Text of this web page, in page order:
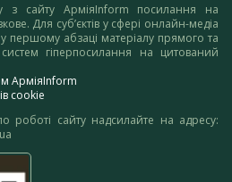
з сайту АрміяInform посилання на
Для суб’єктів у сфері онлайн-медіа
першому абзаці матеріалу прямого та
гіперпосилання на цитований
АрміяInform
cookie
роботі сайту надсилайте на адресу: